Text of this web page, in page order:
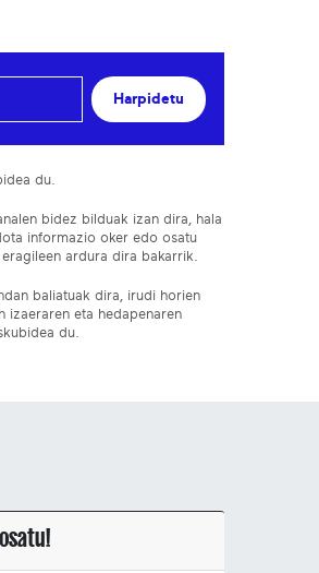
Harpidetu
du.
bidez bilduak izan dira, hala
informazio oker edo osatu
ardura dira bakarrik.
baliatuak dira, irudi horien
izaeraren eta hedapenaren
du.